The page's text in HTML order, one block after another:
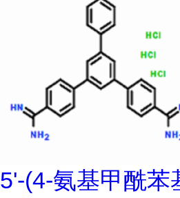
5'-(4-氨基甲酰苯